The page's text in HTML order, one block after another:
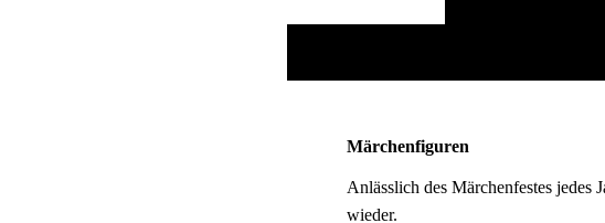
Märchenfiguren
Anlässlich des Märchenfestes
wieder.